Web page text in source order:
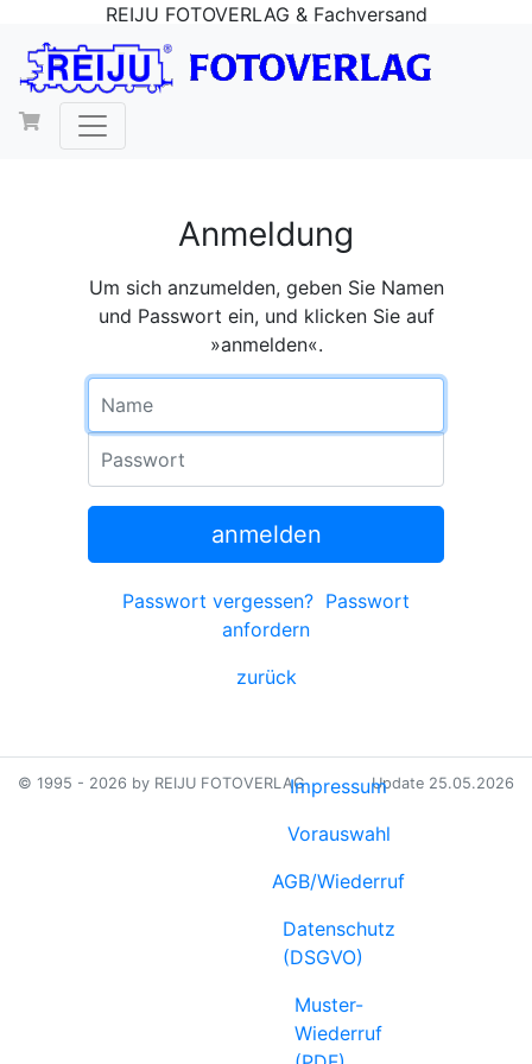
REIJU FOTOVERLAG & Fachversand
Anmeldung
Um sich anzumelden, geben Sie Namen
und Passwort ein, und klicken Sie auf
»anmelden«.
anmelden
Passwort vergessen? Passwort
anfordern
zurück
Update 25.05.2026
© 1995 - 2026 by REIJU FOTOVERLAGImpressum
Vorauswahl
AGB/Wiederruf
Datenschutz
(DSGVO)
Muster-
Wiederruf